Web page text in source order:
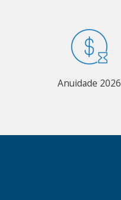
Anuidade 2026